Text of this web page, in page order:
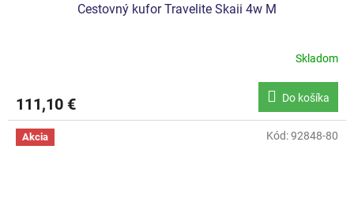
Cestovný kufor Travelite Skaii 4w M
Skladom
111,10 € Do košíka
Akcia Kód:92848-80